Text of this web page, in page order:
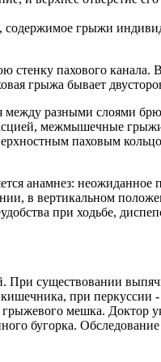
грыжи
пахового канала.
грыжа бывает
между разными слоями
межмышечные
паховым
анамнез:
в вертикальном
при ходьбе,
При существовании
при перкуссии -
грыжевого мешка.
бугорка.